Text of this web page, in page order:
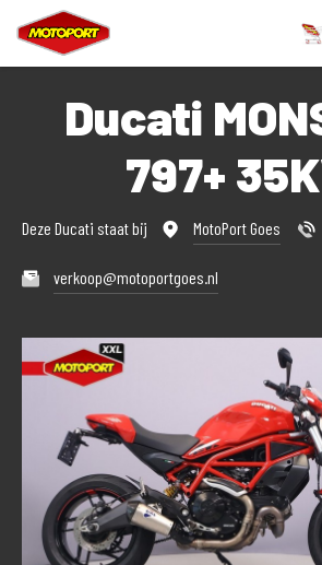
Ducati
797+
Deze Ducati staat bij MotoPort Goes
verkoop@motoportgoes.nl